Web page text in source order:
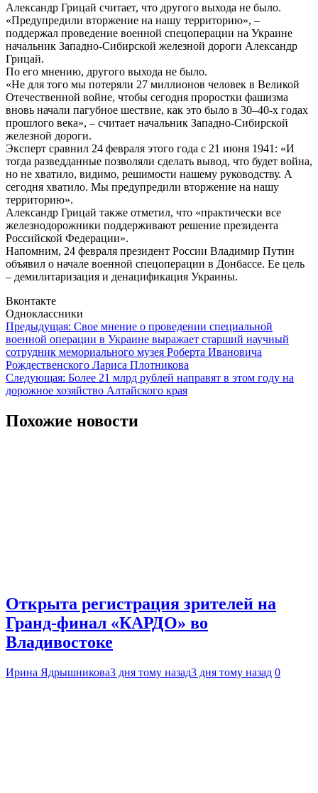
Александр Грицай считает, что другого выхода не было.
«Предупредили вторжение на нашу территорию», –
поддержал проведение военной спецоперации на Украине
начальник Западно-Сибирской железной дороги Александр
Грицай.
По его мнению, другого выхода не было.
«Не для того мы потеряли 27 миллионов человек в Великой
Отечественной войне, чтобы сегодня проростки фашизма
вновь начали пагубное шествие, как это было в 30–40-х годах
прошлого века», – считает начальник Западно-Сибирской
железной дороги.
Эксперт сравнил 24 февраля этого года с 21 июня 1941: «И
тогда разведданные позволяли сделать вывод, что будет война,
но не хватило, видимо, решимости нашему руководству. А
сегодня хватило. Мы предупредили вторжение на нашу
территорию».
Александр Грицай также отметил, что «практически все
железнодорожники поддерживают решение президента
Российской Федерации».
Напомним, 24 февраля президент России Владимир Путин
объявил о начале военной спецоперации в Донбассе. Ее цель
– демилитаризация и денацификация Украины.
Вконтакте
Одноклассники
Навигация
по
записям
Предыдущая: Свое мнение о проведении специальной
военной операции в Украине выражает старший научный
сотрудник мемориального музея Роберта Ивановича
Рождественского Лариса Плотникова
Следующая: Более 21 млрд рублей направят в этом году на
дорожное хозяйство Алтайского края
Похожие новости
Открыта регистрация зрителей на
Гранд-финал «КАРДО» во
Владивостоке
Ирина Ядрышникова3 дня тому назад3 дня тому назад 0